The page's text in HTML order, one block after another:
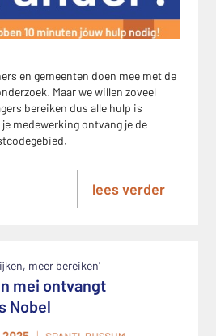
en gemeenten doen mee met de
Maar we willen zoveel
bereiken dus alle hulp is
medewerking ontvang je de
lees verder
meer bereiken'
mei ontvangt
Nobel